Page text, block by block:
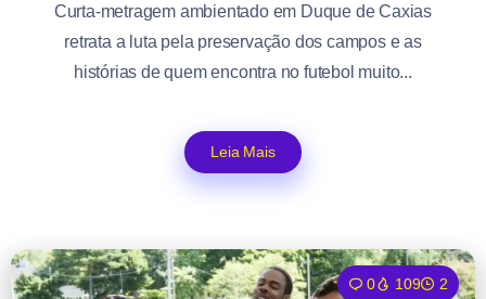
Curta-metragem ambientado em Duque de Caxias
retrata a luta pela preservação dos campos e as
histórias de quem encontra no futebol muito...
Leia Mais
0 109 2